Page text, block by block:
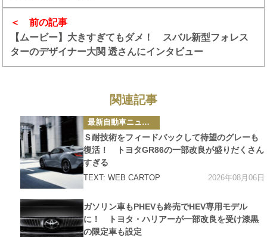
前の記事
【ムービー】大きすぎてもダメ！ スバル新型フォレス
ターのデザイナー大関 透さんにインタビュー
関連記事
カ
テ
ゴ
リ
ー
最新自動車ニュース
Ｓ耐技術をフィードバックして待望のグレーも
復活！ トヨタGR86の一部改良が盛りだくさん
すぎる
TEXT: WEB CARTOP 2026年08月06日
カ
テ
ゴ
リ
ー
ガソリン車もPHEVも終売でHEV専用モデル
に！ トヨタ・ハリアーが一部改良を受け漆黒
の限定車も設定